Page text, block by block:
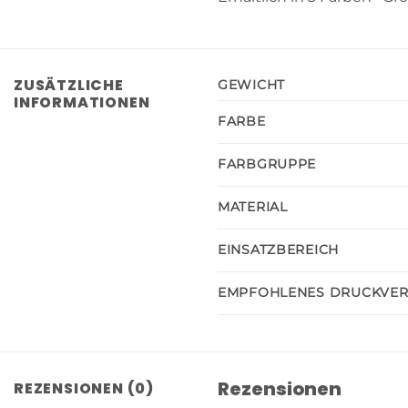
ZUSÄTZLICHE
INFORMATIONEN
GEWICHT
FARBE
FARBGRUPPE
MATERIAL
EINSATZBEREICH
EMPFOHLENES
REZENSIONEN (0) Rezensionen